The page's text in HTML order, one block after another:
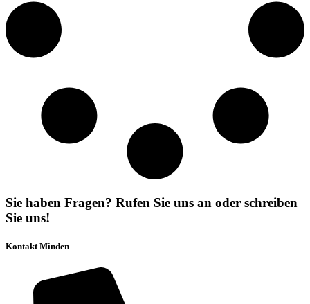
Sie haben Fragen? Rufen Sie uns an oder schreiben
Sie uns!
Kontakt Minden